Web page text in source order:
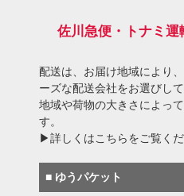
佐川急便・トナミ運
配送は、お届け地域により
ーズな配送会社をお選びして
地域や荷物の大きさによっ
す。
▶詳しくはこちらをご覧くだ
■ ゆうパケット